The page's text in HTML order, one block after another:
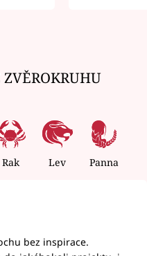
Rak Lev Panna
bez inspirace.